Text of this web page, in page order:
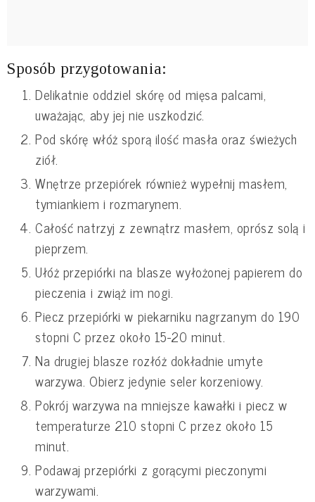
Sposób przygotowania:
Delikatnie oddziel skórę od mięsa palcami,
uważając, aby jej nie uszkodzić.
Pod skórę włóż sporą ilość masła oraz świeżych
ziół.
Wnętrze przepiórek również wypełnij masłem,
tymiankiem i rozmarynem.
Całość natrzyj z zewnątrz masłem, oprósz solą i
pieprzem.
Ułóż przepiórki na blasze wyłożonej papierem do
pieczenia i zwiąż im nogi.
Piecz przepiórki w piekarniku nagrzanym do 190
stopni C przez około 15-20 minut.
Na drugiej blasze rozłóż dokładnie umyte
warzywa. Obierz jedynie seler korzeniowy.
Pokrój warzywa na mniejsze kawałki i piecz w
temperaturze 210 stopni C przez około 15
minut.
Podawaj przepiórki z gorącymi pieczonymi
warzywami.